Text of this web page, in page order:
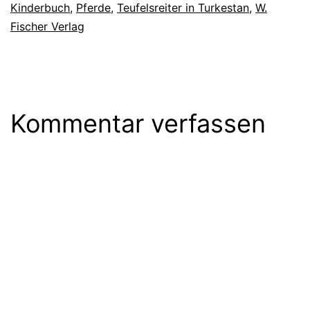
Kinderbuch, Pferde, Teufelsreiter in Turkestan, W.
Fischer Verlag
Kommentar verfassen